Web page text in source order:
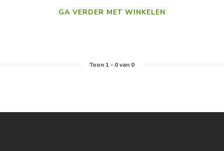
GA VERDER MET WINKELEN
Toon 1- 0van 0